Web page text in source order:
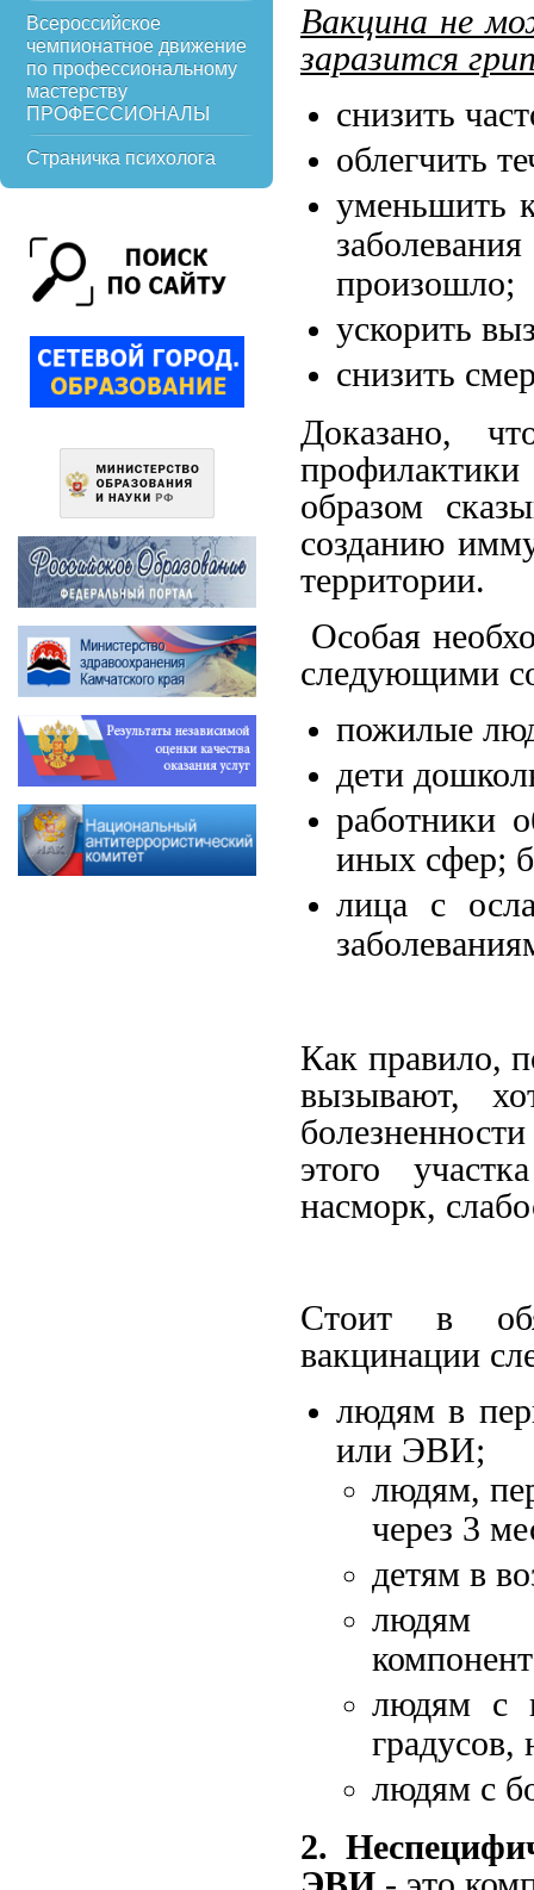
Всероссийское
чемпионатное движение
по профессиональному
мастерству
ПРОФЕССИОНАЛЫ
Страничка психолога
Вакцина не
заразится
снизить
облегчить
уменьшить
произошло;
ускорить
снизить
Доказано,
образом
созданию
территории.
Особая
следующими
пожилые
дети
работники
иных сфер;
лица с
Как правило,
вызывают,
этого
насморк,
Стоит в
вакцинации
людям в
или ЭВИ;
людям,
через 3
детям в
людям
людям с
людям с
2.